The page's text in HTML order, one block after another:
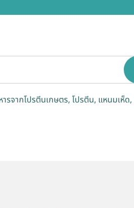
ารจากโปรตีนเกษตร โปรตีน แหนมเห็ด